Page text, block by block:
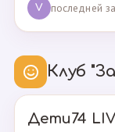
V последней
Клуб
Дети74